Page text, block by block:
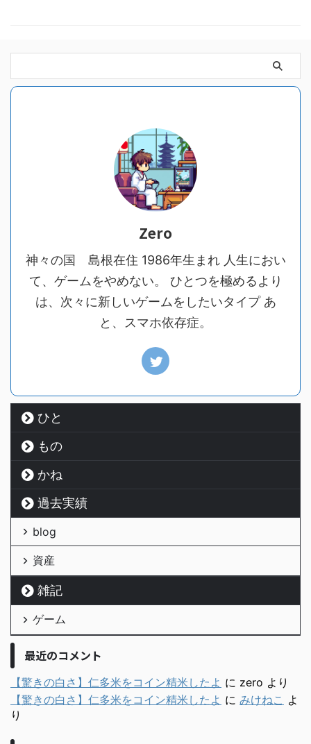
Zero
神々の国 島根在住 1986年生まれ 人生におい
て、ゲームをやめない。 ひとつを極めるより
は、次々に新しいゲームをしたいタイプ あ
と、スマホ依存症。
ひと
もの
かね
過去実績
blog
資産
雑記
ゲーム
最近のコメント
【驚きの白さ】仁多米をコイン精米したよ に zero より
【驚きの白さ】仁多米をコイン精米したよ に みけねこ よ
り